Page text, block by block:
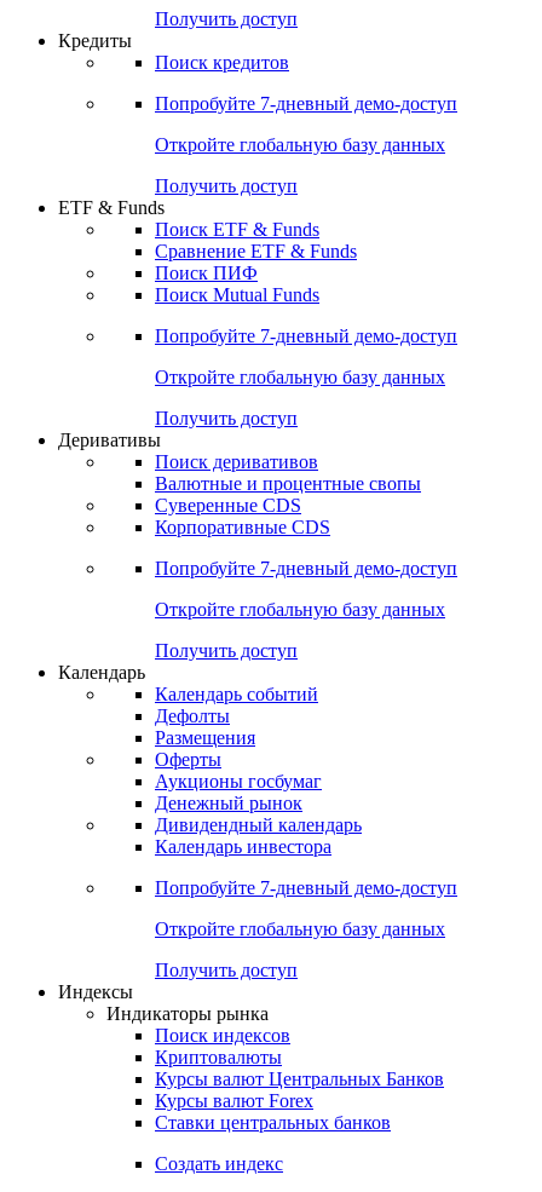
Получить доступ
Кредиты
Поиск кредитов
Попробуйте 7-дневный демо-доступ
Откройте глобальную базу данных
Получить доступ
ETF & Funds
Поиск ETF & Funds
Сравнение ETF & Funds
Поиск ПИФ
Поиск Mutual Funds
Попробуйте 7-дневный демо-доступ
Откройте глобальную базу данных
Получить доступ
Деривативы
Поиск деривативов
Валютные и процентные свопы
Суверенные CDS
Корпоративные CDS
Попробуйте 7-дневный демо-доступ
Откройте глобальную базу данных
Получить доступ
Календарь
Календарь событий
Дефолты
Размещения
Оферты
Аукционы госбумаг
Денежный рынок
Дивидендный календарь
Календарь инвестора
Попробуйте 7-дневный демо-доступ
Откройте глобальную базу данных
Получить доступ
Индексы
Индикаторы рынка
Поиск индексов
Криптовалюты
Курсы валют Центральных Банков
Курсы валют Forex
Ставки центральных банков
Создать индекс